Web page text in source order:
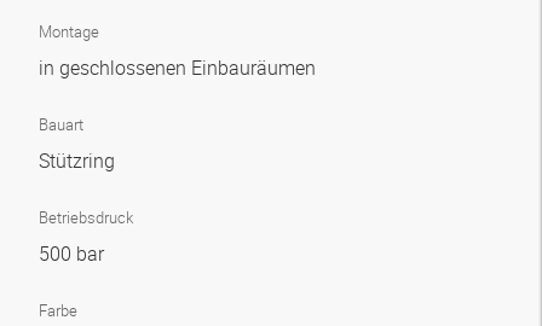
Montage
in geschlossenen Einbauräumen
Bauart
Stützring
Betriebsdruck
500 bar
Farbe